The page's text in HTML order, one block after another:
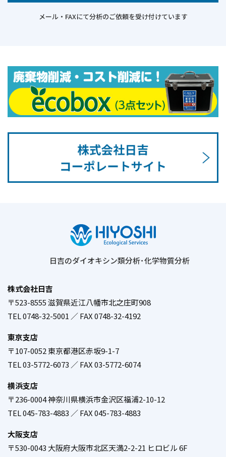
メール・FAXにて分析のご依頼を受け付けています
日吉のダイオキシン類分析･化学物質分析
株式会社日吉
〒523-8555 滋賀県近江八幡市北之庄町908
／
TEL 0748-32-5001 ／ FAX 0748-32-4192
東京支店
〒107-0052 東京都港区赤坂9-1-7
／
TEL 03-5772-6073 ／ FAX 03-5772-6074
横浜支店
〒236-0004 神奈川県横浜市金沢区福浦2-10-12
／
TEL 045-783-4883 ／ FAX 045-783-4883
大阪支店
〒530-0043 大阪府大阪市北区天満2-2-21 ヒロビル 6F